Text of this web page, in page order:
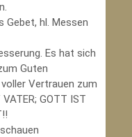
Gebet, hl. Messen
Es hat sich
Guten
Vertrauen zum
GOTT IST